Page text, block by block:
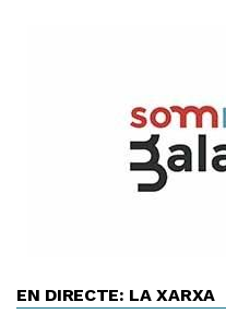
EN DIRECTE: LA XARXA